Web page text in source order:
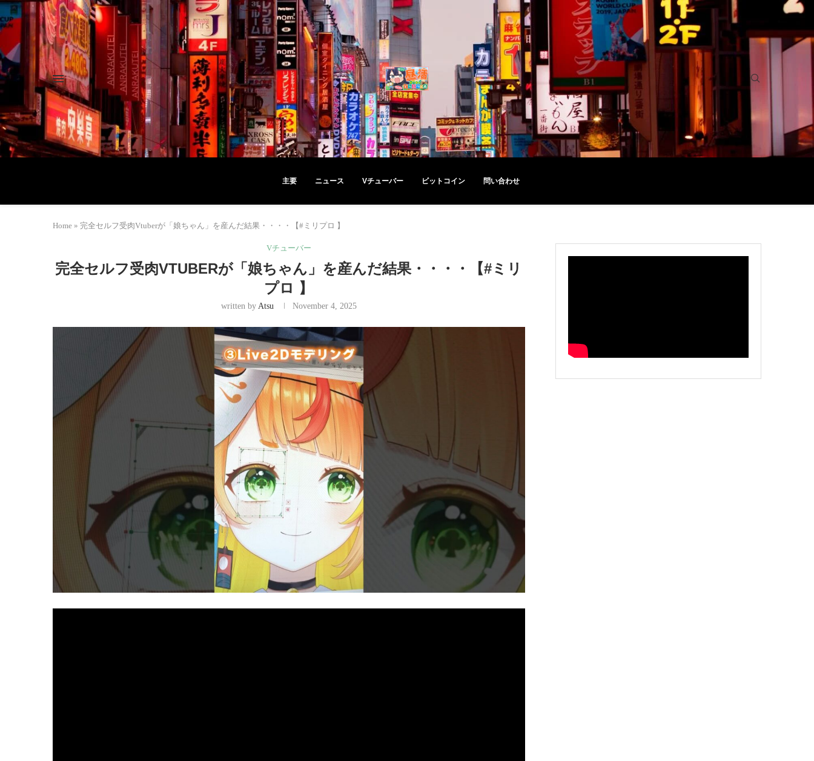
主要 ニュース Vチューバー ビットコイン 問い合わせ
Home » 完全セルフ受肉Vtuberが「娘ちゃん」を産んだ結果・・・・【#ミリプロ 】
Vチューバー
完全セルフ受肉VTUBERが「娘ちゃん」を産んだ結果・・・・【#ミリ
プロ 】
written by Atsu November 4, 2025